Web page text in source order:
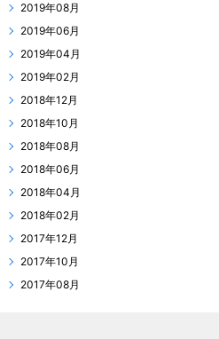
2019年08月
2019年06月
2019年04月
2019年02月
2018年12月
2018年10月
2018年08月
2018年06月
2018年04月
2018年02月
2017年12月
2017年10月
2017年08月